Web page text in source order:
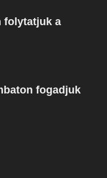
folytatjuk a
fogadjuk